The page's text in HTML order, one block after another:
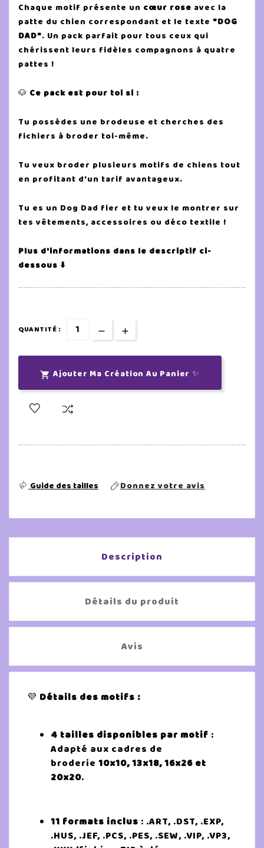
Chaque motif présente un cœur rose avec la
patte du chien correspondant et le texte "DOG
DAD". Un pack parfait pour tous ceux qui
chérissent leurs fidèles compagnons à quatre
pattes !
🐶 Ce pack est pour toi si :
Tu possèdes une brodeuse et cherches des
fichiers à broder toi-même.
Tu veux broder plusieurs motifs de chiens tout
en profitant d’un tarif avantageux.
Tu es un Dog Dad fier et tu veux le montrer sur
tes vêtements, accessoires ou déco textile !
Plus d'informations dans le descriptif ci-
dessous ⬇️
QUANTITÉ :
 Ajouter Ma Création Au Panier ✨
Guide des tailles Donnez votre avis
Description
Détails du produit
Avis
💜 Détails des motifs :
4 tailles disponibles par motif :
Adapté aux cadres de
broderie 10x10, 13x18, 16x26 et
20x20.
11 formats inclus : .ART, .DST, .EXP,
.HUS, .JEF, .PCS, .PES, .SEW, .VIP, .VP3,